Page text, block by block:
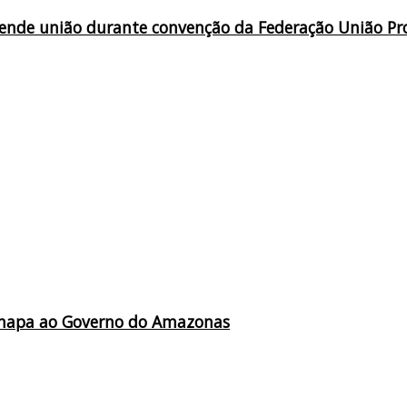
união durante convenção da Federação União
ao Governo do Amazonas